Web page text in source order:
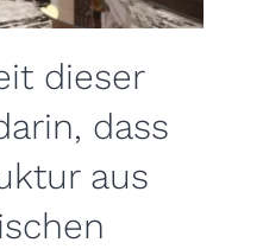
dieser
dass
aus